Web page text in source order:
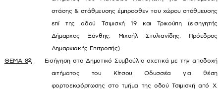
στάσης & στάθμευσης έμπροσθεν του χώρου στάθμευσης
επί της οδού Τσιμισκή 19 και Τρικούπη (εισηγητής
Δήμαρχος Ξάνθης, Μιχαήλ Στυλιανίδης, Πρόεδρος
Δημαρχιακής Επιτροπής)
ΘΕΜΑ 8ο: Εισήγηση στο Δημοτικό Συμβούλιο σχετικά με την αποδοχή
αιτήματος του Κίτσου Οδυσσέα για θέση
φορτοεκφόρτωσης στο τμήμα της οδού Τσιμισκή από Χ.